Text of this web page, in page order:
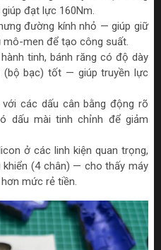
đạt lực 160Nm.
đường kính nhỏ — giúp giữ
men để tạo công suất.
tinh, bánh răng có độ dày
(bộ bạc) tốt — giúp truyền lực
các dấu cân bằng động rõ
dấu mài tinh chỉnh để giảm
ở các linh kiện quan trọng,
(4 chân) — cho thấy máy
mức rẻ tiền.